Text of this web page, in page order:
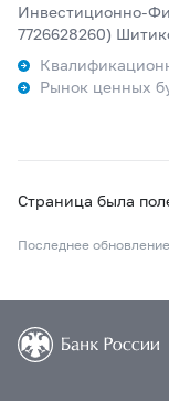
Инвестиционно-
7726628260)
Рынок ценных
Страница была
Последнее